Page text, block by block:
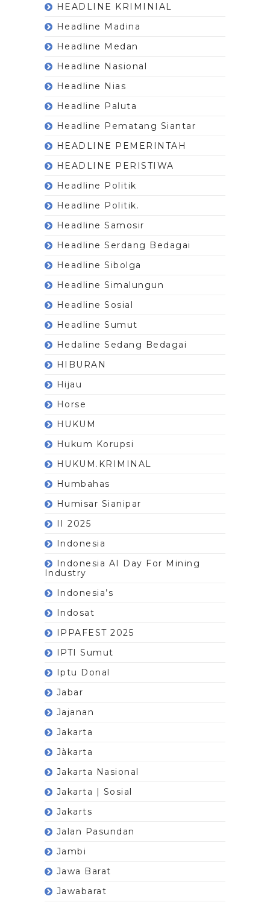
HEADLINE KRIMINIAL
Headline Madina
Headline Medan
Headline Nasional
Headline Nias
Headline Paluta
Headline Pematang Siantar
HEADLINE PEMERINTAH
HEADLINE PERISTIWA
Headline Politik
Headline Politik.
Headline Samosir
Headline Serdang Bedagai
Headline Sibolga
Headline Simalungun
Headline Sosial
Headline Sumut
Hedaline Sedang Bedagai
HIBURAN
Hijau
Horse
HUKUM
Hukum Korupsi
HUKUM.KRIMINAL
Humbahas
Humisar Sianipar
II 2025
Indonesia
Indonesia AI Day For Mining
Industry
Indonesia’s
Indosat
IPPAFEST 2025
IPTI Sumut
Iptu Donal
Jabar
Jajanan
Jakarta
Jàkarta
Jakarta Nasional
Jakarta | Sosial
Jakarts
Jalan Pasundan
Jambi
Jawa Barat
Jawabarat